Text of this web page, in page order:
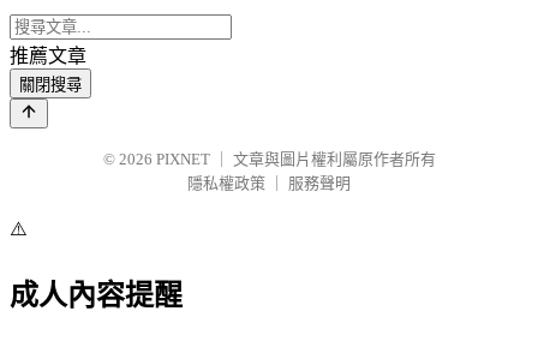
推薦文章
關閉搜尋
© 2026 PIXNET
文章與圖片權利屬原作者所有
隱私權政策
服務聲明
⚠️
成人內容提醒